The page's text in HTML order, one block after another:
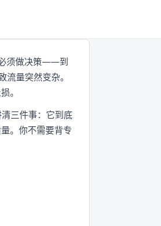
必须做决策——到
量突然变杂。
。
三件事：它到底
。你不需要背专